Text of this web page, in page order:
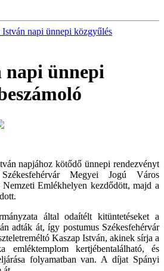
István napi ünnepi közgyűlés
napi ünnepi
napjához kötődő ünnepi rendezvényt
Megyei Jogú Város
Emlékhelyen kezdődött, majd a
által odaítélt kitüntetéseket a
adták át, így postumus Székesfehérvár
Kaszap István, akinek sírja a
emléktemplom kertjébentalálható, és
folyamatban van. A díjat Spányi